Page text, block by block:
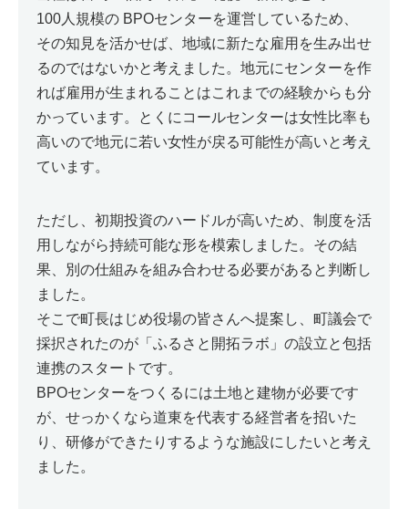
100人規模の BPOセンターを運営しているため、
その知見を活かせば、地域に新たな雇用を生み出せ
るのではないかと考えました。地元にセンターを作
れば雇用が生まれることはこれまでの経験からも分
かっています。とくにコールセンターは女性比率も
高いので地元に若い女性が戻る可能性が高いと考え
ています。
ただし、初期投資のハードルが高いため、制度を活
用しながら持続可能な形を模索しました。その結
果、別の仕組みを組み合わせる必要があると判断し
ました。
そこで町長はじめ役場の皆さんへ提案し、町議会で
採択されたのが「ふるさと開拓ラボ」の設立と包括
連携のスタートです。
BPOセンターをつくるには土地と建物が必要です
が、せっかくなら道東を代表する経営者を招いた
り、研修ができたりするような施設にしたいと考え
ました。